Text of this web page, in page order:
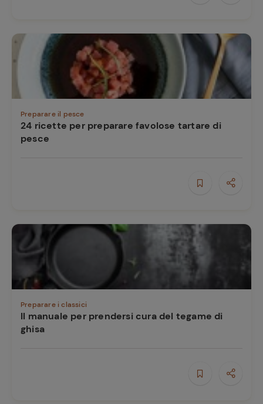
Preparare il pesce
24 ricette per preparare favolose tartare di
pesce
Preparare i classici
Il manuale per prendersi cura del tegame di
ghisa